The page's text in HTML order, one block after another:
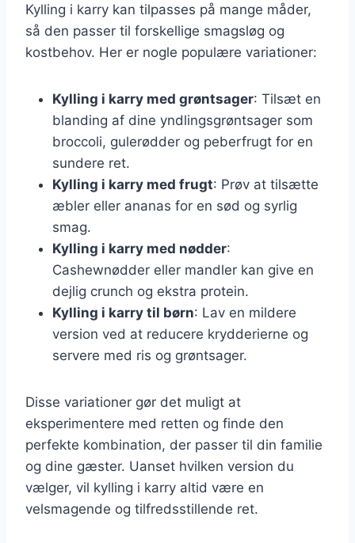
Kylling i karry kan tilpasses på mange måder,
så den passer til forskellige smagsløg og
kostbehov. Her er nogle populære variationer:
Kylling i karry med grøntsager: Tilsæt en
blanding af dine yndlingsgrøntsager som
broccoli, gulerødder og peberfrugt for en
sundere ret.
Kylling i karry med frugt: Prøv at tilsætte
æbler eller ananas for en sød og syrlig
smag.
Kylling i karry med nødder:
Cashewnødder eller mandler kan give en
dejlig crunch og ekstra protein.
Kylling i karry til børn: Lav en mildere
version ved at reducere krydderierne og
servere med ris og grøntsager.
Disse variationer gør det muligt at
eksperimentere med retten og finde den
perfekte kombination, der passer til din familie
og dine gæster. Uanset hvilken version du
vælger, vil kylling i karry altid være en
velsmagende og tilfredsstillende ret.